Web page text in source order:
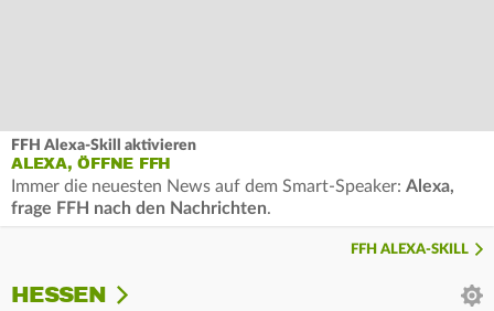
FFH Alexa-Skill aktivieren
ALEXA, ÖFFNE FFH
Immer die neuesten News auf dem Smart-Speaker: Alexa,
frage FFH nach den Nachrichten.
FFH ALEXA-SKILL
HESSEN